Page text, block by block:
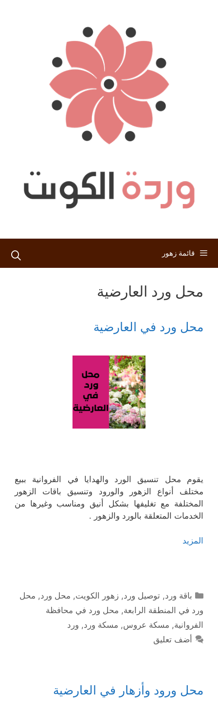
قائمة زهور
محل ورد العارضية
محل ورد في العارضية
يقوم محل تنسيق الورد والهدايا في الفروانية ببيع
مختلف أنواع الزهور والورود وتنسيق باقات الزهور
المختلفة مع تغليفها بشكل أنيق ومناسب وغيرها من
الخدمات المتعلقة بالورد والزهور .
المزيد
التصنيفات
باقة ورد,توصيل ورد,زهور الكويت, محل ورد, محل
ورد في المنطقة الرابعة, محل ورد في محافظة
الفروانية, مسكة عروس, مسكة ورد, ورد
أضف تعليق
محل ورود وأزهار في العارضية